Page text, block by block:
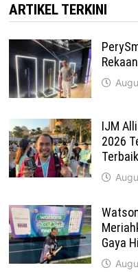
ARTIKEL TERKINI
IJM
2026
Gaya